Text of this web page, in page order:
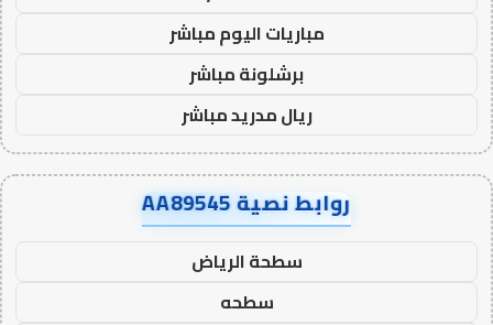
مباريات اليوم مباشر
برشلونة مباشر
ريال مدريد مباشر
روابط نصية AA89545
سطحة الرياض
سطحه